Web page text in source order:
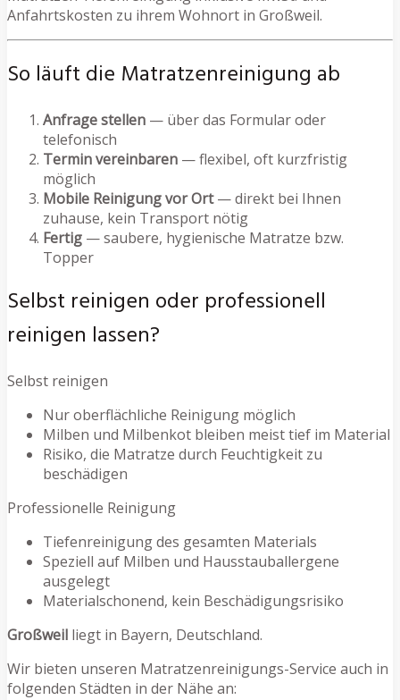
Anfahrtskosten zu ihrem Wohnort in Großweil.
So läuft die Matratzenreinigung ab
Anfrage stellen — über das Formular oder
telefonisch
Termin vereinbaren — flexibel, oft kurzfristig
möglich
Mobile Reinigung vor Ort— direkt bei Ihnen
zuhause, kein Transport nötig
Fertig — saubere, hygienische Matratze bzw.
Topper
Selbst reinigen oder professionell
reinigen lassen?
Selbst reinigen
Nur oberflächliche Reinigung möglich
Milben und Milbenkot bleiben meist tief im Material
Risiko, die Matratze durch Feuchtigkeit zu
beschädigen
Professionelle Reinigung
Tiefenreinigung des gesamten Materials
Speziell auf Milben und Hausstauballergene
ausgelegt
Materialschonend, kein Beschädigungsrisiko
Großweil liegt in Bayern, Deutschland.
Wir bieten unseren Matratzenreinigungs-Service auch in
folgenden Städten in der Nähe an: